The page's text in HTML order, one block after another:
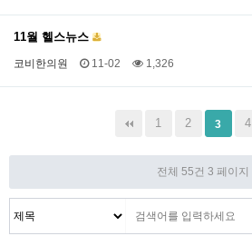
11월 헬스뉴스
코비한의원 11-02 1,326
1 2 3 4
전체 55건 3 페이지